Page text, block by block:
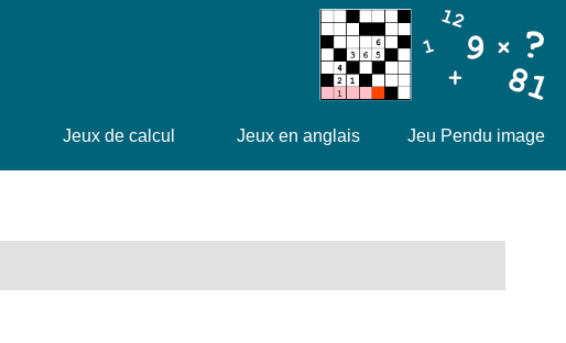
Jeux de calcul Jeux en anglais Jeu Pendu image